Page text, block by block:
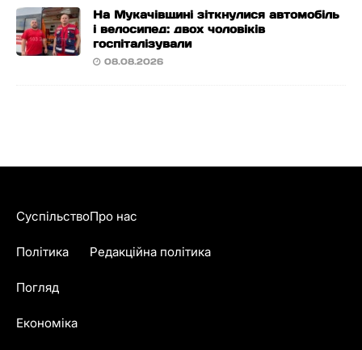
На Мукачівщині зіткнулися автомобіль
і велосипед: двох чоловіків
госпіталізували
08.08.2026
Суспільство
Політика
Погляд
Економіка
Про нас
Редакційна політика